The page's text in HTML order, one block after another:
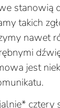
stanowią
takich
nawet
jest
cztery